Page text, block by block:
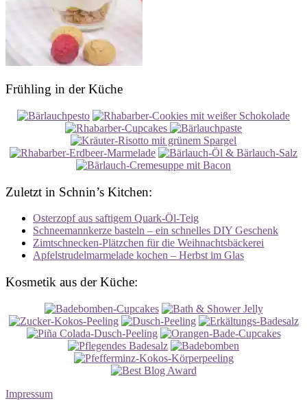
Frühling in der Küche
Zuletzt in Schnin’s Kitchen:
Osterzopf aus saftigem Quark-Öl-Teig
Schneemannkerze basteln – ein schnelles DIY Geschenk
Zimtschnecken-Plätzchen für die Weihnachtsbäckerei
Apfelstrudelmarmelade kochen – Herbst im Glas
Kosmetik aus der Küche:
Impressum